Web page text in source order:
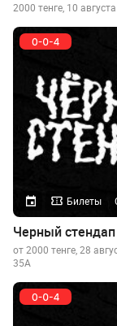
2000 тенге, 10
Билеты
Черный стендап
от 2000 тенге, 28
35А